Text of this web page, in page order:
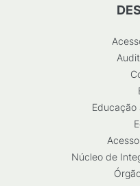
Educação
Núcleo de